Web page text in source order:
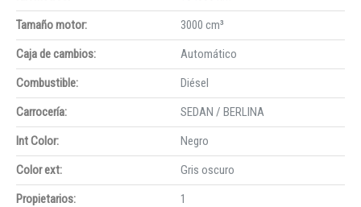
Tamaño motor:
3000 cm³
Caja de cambios:
Automático
Combustible:
Diésel
Carrocería:
SEDAN / BERLINA
Int Color:
Negro
Color ext:
Gris oscuro
Propietarios:
1